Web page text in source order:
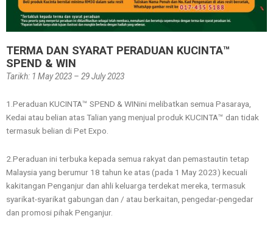
TERMA DAN SYARAT PERADUAN KUCINTA™
SPEND & WIN
Tarikh: 1 May 2023 – 29 July 2023
1.Peraduan KUCINTA™ SPEND & WINini melibatkan semua Pasaraya,
Kedai atau belian atas Talian yang menjual produk KUCINTA™ dan tidak
termasuk belian di Pet Expo.
2.Peraduan ini terbuka kepada semua rakyat dan pemastautin tetap
Malaysia yang berumur 18 tahun ke atas (pada 1 May 2023) kecuali
kakitangan Penganjur dan ahli keluarga terdekat mereka, termasuk
syarikat-syarikat gabungan dan / atau berkaitan, pengedar-pengedar
dan promosi pihak Penganjur.